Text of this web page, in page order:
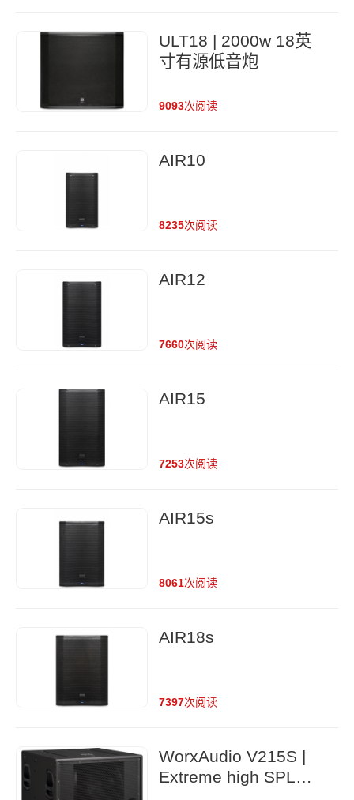
ULT18 | 2000w 18英
寸有源低音炮
9093次阅读
AIR10
8235次阅读
AIR12
7660次阅读
AIR15
7253次阅读
AIR15s
8061次阅读
AIR18s
7397次阅读
WorxAudio V215S |
Extreme high SPL